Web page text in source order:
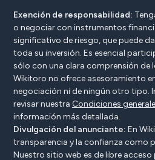
Exención de responsabilidad:
o negociar con instrumentos
significativo de riesgo, que puede
toda su inversión. Es esencial
sólo con una clara comprensión de
Wikitoro no ofrece asesoramiento
negociación ni de ningún otro tipo.
revisar nuestra Condiciones
información más detallada.
Divulgación del anunciante: En
transparencia y la confianza como
Nuestro sitio web es de libre